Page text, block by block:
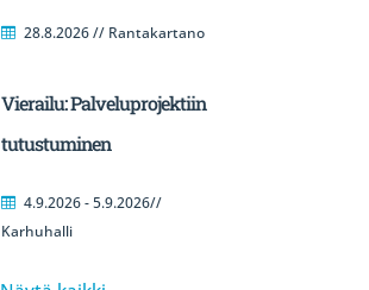
28.8.2026 // Rantakartano
Vierailu: Palveluprojektiin
tutustuminen
4.9.2026 - 5.9.2026//
Karhuhalli